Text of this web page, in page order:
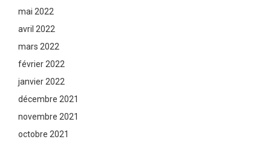
mai 2022
avril 2022
mars 2022
février 2022
janvier 2022
décembre 2021
novembre 2021
octobre 2021